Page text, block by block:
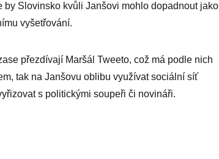
Slovinsko kvůli Janšovi mohlo dopadnout jako
vyšetřování.
přezdívají Maršál Tweeto, což má podle nich
tak na Janšovu oblibu využívat sociální síť
s politickými soupeři či novináři.